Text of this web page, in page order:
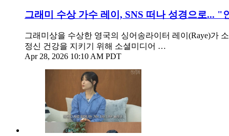
그래미 수상 가수 레이, SNS 떠나 성경으로... "
그래미상을 수상한 영국의 싱어송라이터 레이(Raye)가
정신 건강을 지키기 위해 소셜미디어 …
Apr 28, 2026 10:10 AM PDT